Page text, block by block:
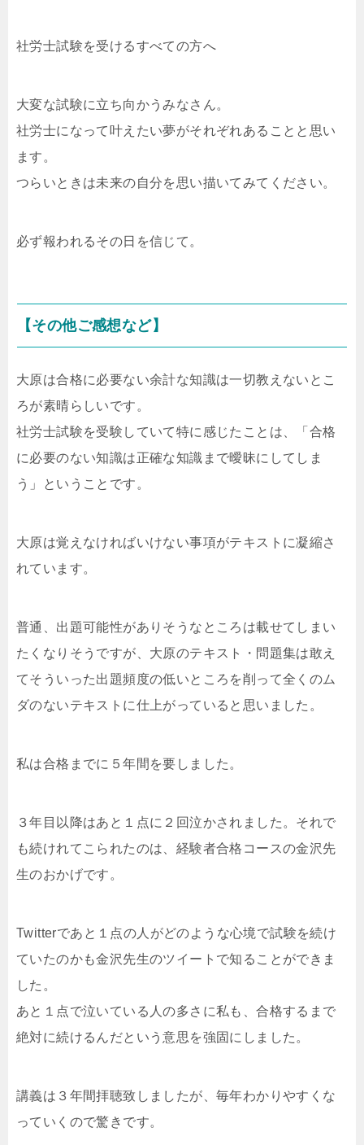
社労士試験を受けるすべての方へ
大変な試験に立ち向かうみなさん。
社労士になって叶えたい夢がそれぞれあることと思い
ます。
つらいときは未来の自分を思い描いてみてください。
必ず報われるその日を信じて。
【その他ご感想など】
大原は合格に必要ない余計な知識は一切教えないとこ
ろが素晴らしいです。
社労士試験を受験していて特に感じたことは、「合格
に必要のない知識は正確な知識まで曖昧にしてしま
う」ということです。
大原は覚えなければいけない事項がテキストに凝縮さ
れています。
普通、出題可能性がありそうなところは載せてしまい
たくなりそうですが、大原のテキスト・問題集は敢え
てそういった出題頻度の低いところを削って全くのム
ダのないテキストに仕上がっていると思いました。
私は合格までに５年間を要しました。
３年目以降はあと１点に２回泣かされました。それで
も続けれてこられたのは、経験者合格コースの金沢先
生のおかげです。
Twitterであと１点の人がどのような心境で試験を続け
ていたのかも金沢先生のツイートで知ることができま
した。
あと１点で泣いている人の多さに私も、合格するまで
絶対に続けるんだという意思を強固にしました。
講義は３年間拝聴致しましたが、毎年わかりやすくな
っていくので驚きです。